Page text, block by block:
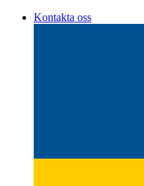
Kontakta oss